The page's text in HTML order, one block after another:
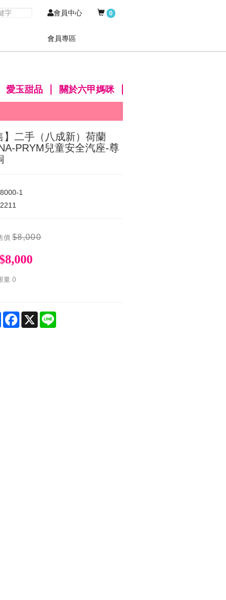
會員中心
會員專區
0
愛玉甜品 關於六甲媽咪
】二手（八成新）荷蘭
PRYM兒童安全汽座-尊
8000-1
2211
價 $8,000
量 0
ShareFacebook
X Line